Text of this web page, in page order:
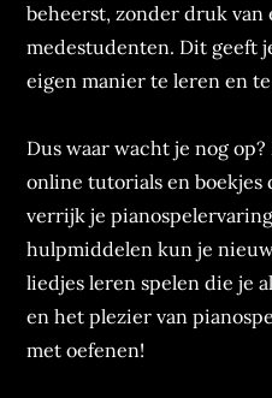
beheerst, zonder druk van
medestudenten. Dit geeft
eigen manier te leren en
Dus waar wacht je nog
online tutorials en boekjes
verrijk je
hulpmiddelen kun je
liedjes leren spelen die je
en het plezier van
met oefenen!